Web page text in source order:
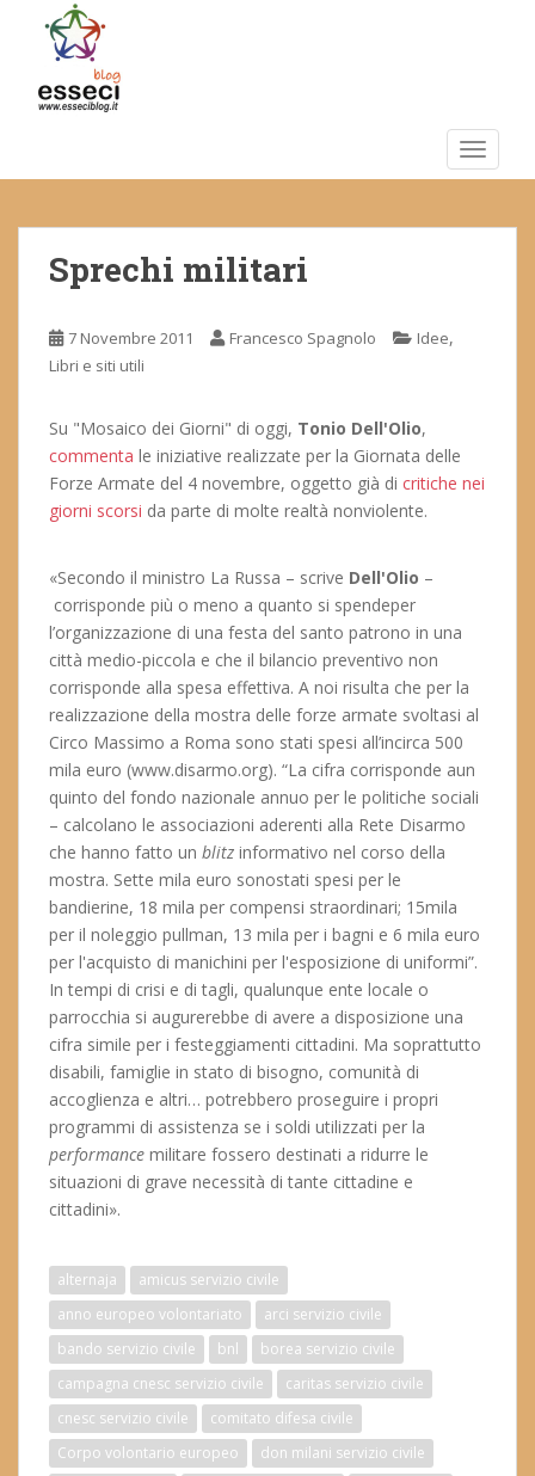
m
Sprechi militari
7 Novembre 2011 Francesco Spagnolo Idee,
Libri e siti utili
Su "Mosaico dei Giorni" di oggi, Tonio Dell'Olio,
commenta le iniziative realizzate per la Giornata delle
Forze Armate del 4 novembre, oggetto già di critiche nei
giorni scorsi da parte di molte realtà nonviolente.
«Secondo il ministro La Russa – scrive Dell'Olio –
corrisponde più o meno a quanto si spendeper
l’organizzazione di una festa del santo patrono in una
città medio-piccola e che il bilancio preventivo non
corrisponde alla spesa effettiva. A noi risulta che per la
realizzazione della mostra delle forze armate svoltasi al
Circo Massimo a Roma sono stati spesi all’incirca 500
mila euro (www.disarmo.org). “La cifra corrisponde aun
quinto del fondo nazionale annuo per le politiche sociali
– calcolano le associazioni aderenti alla Rete Disarmo
che hanno fatto un blitz informativo nel corso della
mostra. Sette mila euro sonostati spesi per le
bandierine, 18 mila per compensi straordinari; 15mila
per il noleggio pullman, 13 mila per i bagni e 6 mila euro
per l'acquisto di manichini per l'esposizione di uniformi”.
In tempi di crisi e di tagli, qualunque ente locale o
parrocchia si augurerebbe di avere a disposizione una
cifra simile per i festeggiamenti cittadini. Ma soprattutto
disabili, famiglie in stato di bisogno, comunità di
accoglienza e altri… potrebbero proseguire i propri
programmi di assistenza se i soldi utilizzati per la
performance militare fossero destinati a ridurre le
situazioni di grave necessità di tante cittadine e
cittadini».
alternaja
amicus servizio civile
anno europeo volontariato
arci servizio civile
bando servizio civile
bnl
borea servizio civile
campagna cnesc servizio civile
caritas servizio civile
cnesc servizio civile
comitato difesa civile
Corpo volontario europeo
don milani servizio civile